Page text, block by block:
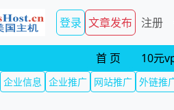
登录 文章发布 注册
首 页 10元
企业信息 企业推广 网站推广 外链推